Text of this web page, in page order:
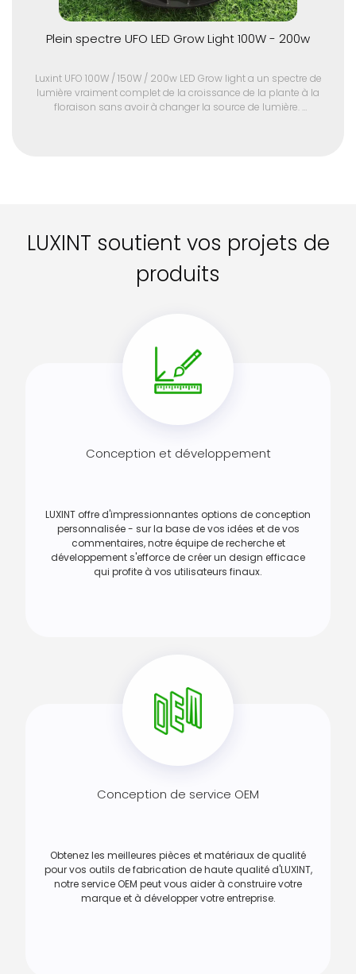
Plein spectre UFO LED Grow Light 100W - 200w
Luxint UFO 100W / 150W / 200w LED Grow light a un spectre de
lumière vraiment complet de la croissance de la plante à la
floraison sans avoir à changer la source de lumière.
LUXINT soutient vos projets de
produits
Conception et développement
LUXINT offre d'impressionnantes options de conception
personnalisée - sur la base de vos idées et de vos
commentaires, notre équipe de recherche et
développement s'efforce de créer un design efficace
qui profite à vos utilisateurs finaux.
Conception de service OEM
Obtenez les meilleures pièces et matériaux de qualité
pour vos outils de fabrication de haute qualité d'LUXINT,
notre service OEM peut vous aider à construire votre
marque et à développer votre entreprise.